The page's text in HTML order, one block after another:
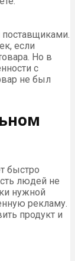
если
Но в
с
не был
быстро
людей не
нужной
рекламу.
продукт и